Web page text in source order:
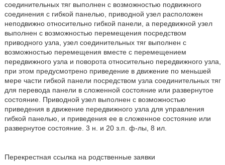
соединительных тяг выполнен с возможностью подвижного
соединения с гибкой панелью, приводной узел расположен
неподвижно относительно гибкой панели, а передвижной узел
выполнен с возможностью перемещения посредством
приводного узла, узел соединительных тяг выполнен с
возможностью перемещения вместе с перемещением
передвижного узла и поворота относительно передвижного узла,
при этом предусмотрено приведение в движение по меньшей
мере части гибкой панели посредством узла соединительных тяг
для перевода панели в сложенной состояние или развернутое
состояние. Приводной узел выполнен с возможностью
приведения в движение передвижного узла для управления
гибкой панелью, и приведения ее в сложенное состояние или
развернутое состояние. 3 н. и 20 з.п. ф-лы, 8 ил.
Перекрестная ссылка на родственные заявки